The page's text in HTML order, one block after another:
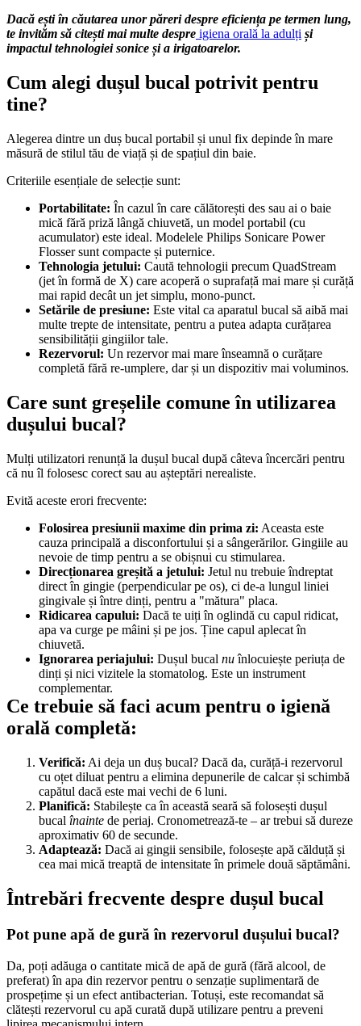
Dacă ești în căutarea unor păreri despre eficiența pe termen lung,
te invităm să citești mai multe despre igiena orală la adulți și
impactul tehnologiei sonice și a irigatoarelor.
Cum alegi dușul bucal potrivit pentru
tine?
Alegerea dintre un duș bucal portabil și unul fix depinde în mare
măsură de stilul tău de viață și de spațiul din baie.
Criteriile esențiale de selecție sunt:
Portabilitate: În cazul în care călătorești des sau ai o baie
mică fără priză lângă chiuvetă, un model portabil (cu
acumulator) este ideal. Modelele Philips Sonicare Power
Flosser sunt compacte și puternice.
Tehnologia jetului: Caută tehnologii precum QuadStream
(jet în formă de X) care acoperă o suprafață mai mare și curăță
mai rapid decât un jet simplu, mono-punct.
Setările de presiune: Este vital ca aparatul bucal să aibă mai
multe trepte de intensitate, pentru a putea adapta curățarea
sensibilității gingiilor tale.
Rezervorul: Un rezervor mai mare înseamnă o curățare
completă fără re-umplere, dar și un dispozitiv mai voluminos.
Care sunt greșelile comune în utilizarea
dușului bucal?
Mulți utilizatori renunță la dușul bucal după câteva încercări pentru
că nu îl folosesc corect sau au așteptări nerealiste.
Evită aceste erori frecvente:
Folosirea presiunii maxime din prima zi: Aceasta este
cauza principală a disconfortului și a sângerărilor. Gingiile au
nevoie de timp pentru a se obișnui cu stimularea.
Direcționarea greșită a jetului: Jetul nu trebuie îndreptat
direct în gingie (perpendicular pe os), ci de-a lungul liniei
gingivale și între dinți, pentru a "mătura" placa.
Ridicarea capului: Dacă te uiți în oglindă cu capul ridicat,
apa va curge pe mâini și pe jos. Ține capul aplecat în
chiuvetă.
Ignorarea periajului: Dușul bucal nu înlocuiește periuța de
dinți și nici vizitele la stomatolog. Este un instrument
complementar.
Ce trebuie să faci acum pentru o igienă
orală completă:
Verifică: Ai deja un duș bucal? Dacă da, curăță-i rezervorul
cu oțet diluat pentru a elimina depunerile de calcar și schimbă
capătul dacă este mai vechi de 6 luni.
Planifică: Stabilește ca în această seară să folosești dușul
bucal înainte de periaj. Cronometrează-te – ar trebui să dureze
aproximativ 60 de secunde.
Adaptează: Dacă ai gingii sensibile, folosește apă călduță și
cea mai mică treaptă de intensitate în primele două săptămâni.
Întrebări frecvente despre dușul bucal
Pot pune apă de gură în rezervorul dușului bucal?
Da, poți adăuga o cantitate mică de apă de gură (fără alcool, de
preferat) în apa din rezervor pentru o senzație suplimentară de
prospețime și un efect antibacterian. Totuși, este recomandat să
clătești rezervorul cu apă curată după utilizare pentru a preveni